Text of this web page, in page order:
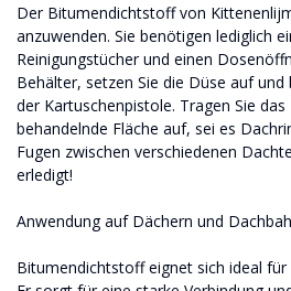
Der Bitumendichtstoff von
anzuwenden. Sie benötigen lediglich
Reinigungstücher und einen
Behälter, setzen Sie die Düse auf und
der Kartuschenpistole. Tragen Sie
behandelnde Fläche auf, sei es
Fugen zwischen verschiedenen
erledigt!
Anwendung auf Dächern und
Bitumendichtstoff eignet sich ideal